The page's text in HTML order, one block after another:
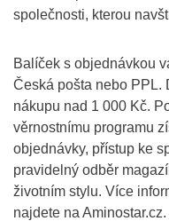
společnosti, kterou
Balíček s objednávkou
Česká pošta nebo PPL.
nákupu nad 1 000 Kč.
věrnostnímu programu
objednávky, přístup ke
pravidelný odběr
životním stylu. Více
najdete na Aminostar.cz.